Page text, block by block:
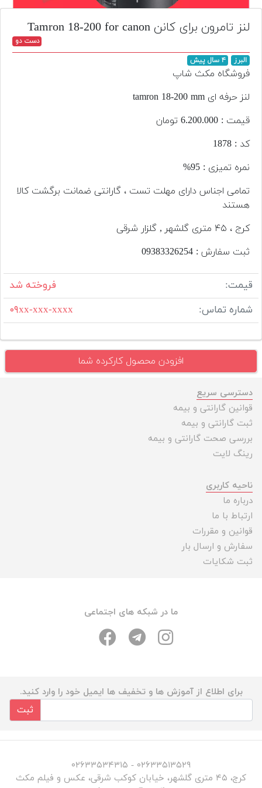
تجهیزات
مکث
افزودن
دست
قیمت
لنز تامرون برای کانن Tamron 18-200 for canon
دست دو
البرز ۴ سال پیش
فروشگاه مکث شاپ
لنز حرفه ای tamron 18-200 mm
قیمت : 6.200.000 تومان
کد : 1878
نمره تمیزی : 95%
تمامی اجناس دارای مهلت تست ، گارانتی ضمانت برگشت کالا
هستند
کرج ، ۴۵ متری گلشهر , گلزار شرقی
ثبت سفارش : 093‌833‌262‌54
قیمت:
فروخته شد
شماره تماس:
۰۹xx-xxx-xxxx
افزودن محصول کارکرده شما
دسترسی سریع
قوانین گارانتی و بیمه
ثبت گارانتی و بیمه
بررسی صحت گارانتی و بیمه
رینگ لایت
ناحیه کاربری
درباره ما
ارتباط با ما
قوانین و مقررات
سفارش و ارسال بار
ثبت شکایات
ما در شبکه های اجتماعی
برای اطلاع از آموزش ها و تخفیف ها ایمیل خود را وارد کنید.
ثبت
۰۲۶۳۳۵۱۳۵۲۹ - ۰۲۶۳۳۵۳۴۳۱۵
کرج، ۴۵ متری گلشهر، خیابان کوکب شرقی، عکس و فیلم مکث